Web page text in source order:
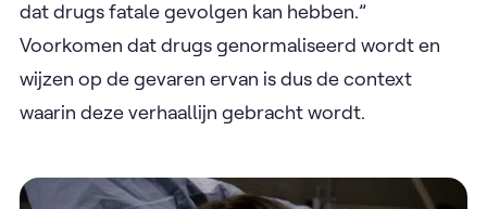
dat drugs fatale gevolgen kan hebben.”
Voorkomen dat drugs genormaliseerd wordt en
wijzen op de gevaren ervan is dus de context
waarin deze verhaallijn gebracht wordt.